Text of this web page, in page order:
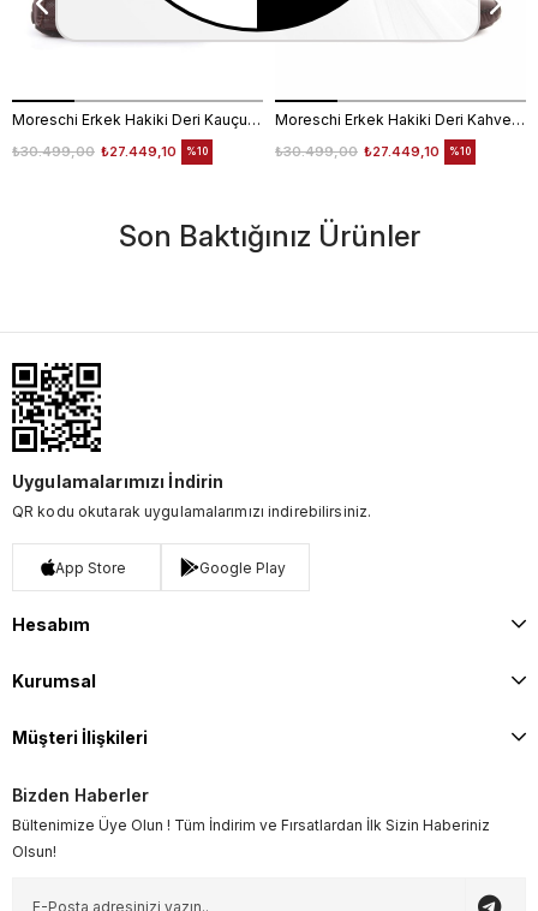
Moreschi Erkek Hakiki Deri Kauçuk Taban Kahverengi Loafer Konforlu Ayakkabı
₺27.449,10
₺30.499,00 %10
Moreschi Erkek Hakiki Deri Kahverengi Loafer Konforlu Ayakkabı
₺27.449,10
₺30.499,00 %10
Son Baktığınız Ürünler
Uygulamalarımızı İndirin
QR kodu okutarak uygulamalarımızı indirebilirsiniz.
App Store Google Play
Hesabım
Kurumsal
Müşteri İlişkileri
Bizden Haberler
Bültenimize Üye Olun ! Tüm İndirim ve Fırsatlardan İlk Sizin Haberiniz
Olsun!